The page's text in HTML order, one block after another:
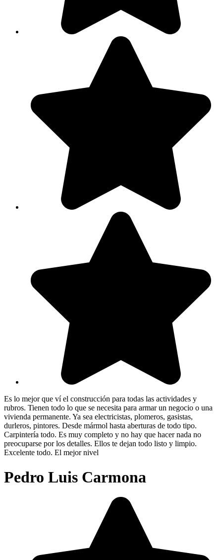
Es lo mejor que ví el construcción para todas las actividades y
rubros. Tienen todo lo que se necesita para armar un negocio o una
vivienda permanente. Ya sea electricistas, plomeros, gasistas,
durleros, pintores. Desde mármol hasta aberturas de todo tipo.
Carpintería todo. Es muy completo y no hay que hacer nada no
preocuparse por los detalles. Ellos te dejan todo listo y limpio.
Excelente todo. El mejor nivel
Pedro Luis Carmona